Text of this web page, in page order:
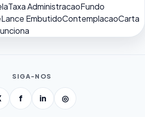
Taxa AdministracaoFundo
Lance EmbutidoContemplacaoCarta
SIGA-NOS
f in ◎